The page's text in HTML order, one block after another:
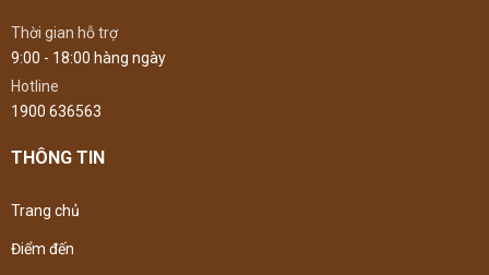
Thời gian hỗ trợ
9:00 - 18:00 hàng ngày
Hotline
1900 636563
THÔNG TIN
Trang chủ
Điểm đến